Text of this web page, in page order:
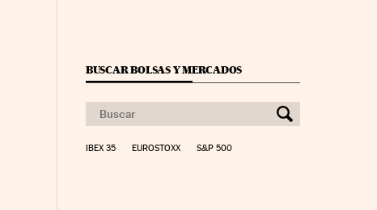
Días en Facebook
Cinco Días en Twitter
BUSCAR BOLSAS Y MERCADOS
IBEX 35 EUROSTOXX S&P 500